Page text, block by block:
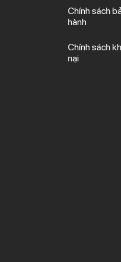
Chính sách
hành
Chính sách
nại